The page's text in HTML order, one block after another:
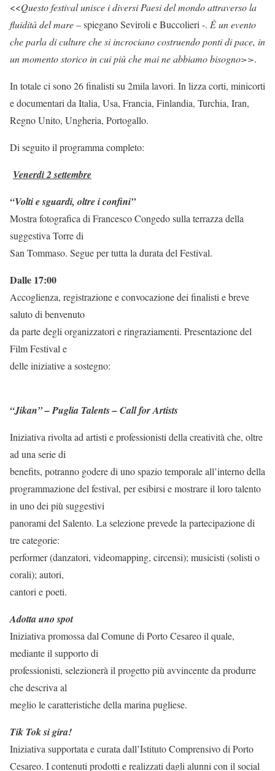
<<Questo festival unisce i diversi Paesi del mondo attraverso la
fluidità del mare –spiegano Seviroli e Buccolieri -. È un evento
che parla di culture che si incrociano costruendo ponti di pace, in
un momento storico in cui più che mai ne abbiamo bisogno>>.
In totale ci sono 26 finalisti su 2mila lavori. In lizza corti, minicorti
e documentari da Italia, Usa, Francia, Finlandia, Turchia, Iran,
Regno Unito, Ungheria, Portogallo.
Di seguito il programma completo:
Venerdì 2 settembre
“Volti e sguardi, oltre i confini”
Mostra fotografica di Francesco Congedo sulla terrazza della
suggestiva Torre di
San Tommaso. Segue per tutta la durata del Festival.
Dalle 17:00
Accoglienza, registrazione e convocazione dei finalisti e breve
saluto di benvenuto
da parte degli organizzatori e ringraziamenti. Presentazione del
Film Festival e
delle iniziative a sostegno:
“Jikan” – Puglia Talents – Call for Artists
Iniziativa rivolta ad artisti e professionisti della creatività che, oltre
ad una serie di
benefits, potranno godere di uno spazio temporale all’interno della
programmazione del festival, per esibirsi e mostrare il loro talento
in uno dei più suggestivi
panorami del Salento. La selezione prevede la partecipazione di
tre categorie:
performer (danzatori, videomapping, circensi); musicisti (solisti o
corali); autori,
cantori e poeti.
Adotta uno spot
Iniziativa promossa dal Comune di Porto Cesareo il quale,
mediante il supporto di
professionisti, selezionerà il progetto più avvincente da produrre
che descriva al
meglio le caratteristiche della marina pugliese.
Tik Tok si gira!
Iniziativa supportata e curata dall’Istituto Comprensivo di Porto
Cesareo. I contenuti prodotti e realizzati dagli alunni con il social